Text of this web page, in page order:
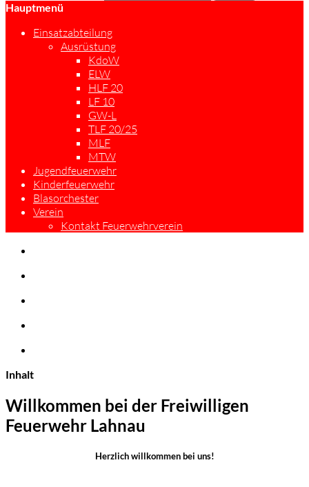
Hauptmenü
Einsatzabteilung
Ausrüstung
KdoW
ELW
HLF 20
LF 10
GW-L
TLF 20/25
MLF
MTW
Jugendfeuerwehr
Kinderfeuerwehr
Blasorchester
Verein
Kontakt Feuerwehrverein
Inhalt
Willkommen bei der Freiwilligen
Feuerwehr Lahnau
Herzlich willkommen bei uns!